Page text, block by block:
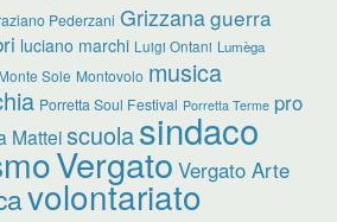
Pederzani Grizzanaguerra
luciano marchi Luigi Ontani Lumèga
Sole Montovolo musica
Porretta Soul Festival Porretta Terme pro
Matteiscuolasindaco
Vergato Vergato Arte
volontariato